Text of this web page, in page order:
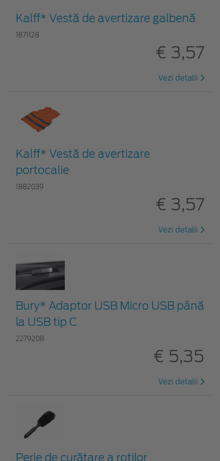
Kalff* Vestă de avertizare galbenă
1871128
€ 3,57
Vezi detalii
Kalff* Vestă de avertizare
portocalie
1882039
€ 3,57
Vezi detalii
Bury* Adaptor USB Micro USB până
la USB tip C
2279208
€ 5,35
Vezi detalii
Perie de curățare a roților